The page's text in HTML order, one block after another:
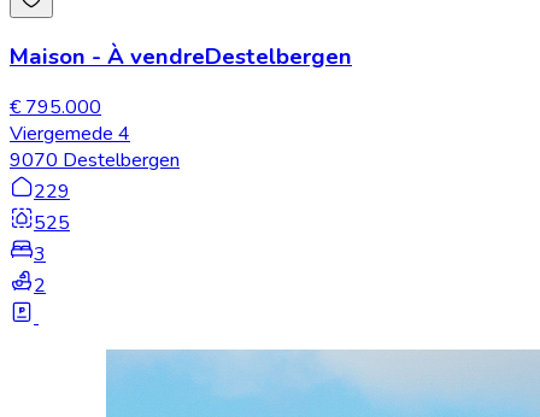
Maison - À vendreDestelbergen
€ 795.000
Viergemede 4
9070 Destelbergen
229
525
3
2